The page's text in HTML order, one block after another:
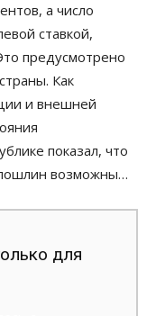
а число
ставкой,
предусмотрено
Как
и внешней
показал, что
возможны…
для